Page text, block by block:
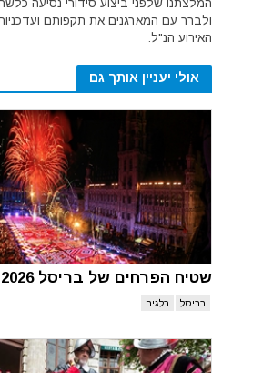
המלצתנו שלפני ביצוע סידורי נסיעה
ולברר עם המארגנים את תקפותם
האירוע הנ"ל.
אולי יעניין אותך גם
שטיח הפרחים של בריסל 2026
בריסל בלגיה